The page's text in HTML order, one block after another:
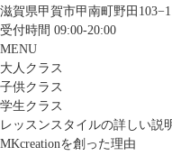
滋賀県甲賀市甲南町野田103−1
受付時間 09:00-20:00
MENU
大人クラス
子供クラス
学生クラス
レッスンスタイルの詳しい説
MKcreationを創った理由